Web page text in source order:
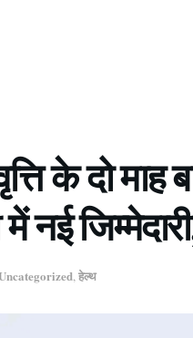
के दो
नई
,हेल्थ